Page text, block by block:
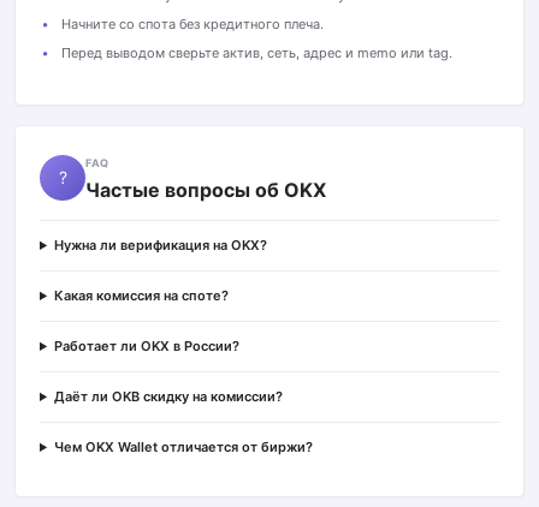
Начните со спота без кредитного плеча.
Перед выводом сверьте актив, сеть, адрес и memo или tag.
?
FAQ
Частые вопросы об OKX
Нужна ли верификация на OKX?
Какая комиссия на споте?
Работает ли OKX в России?
Даёт ли OKB скидку на комиссии?
Чем OKX Wallet отличается от биржи?